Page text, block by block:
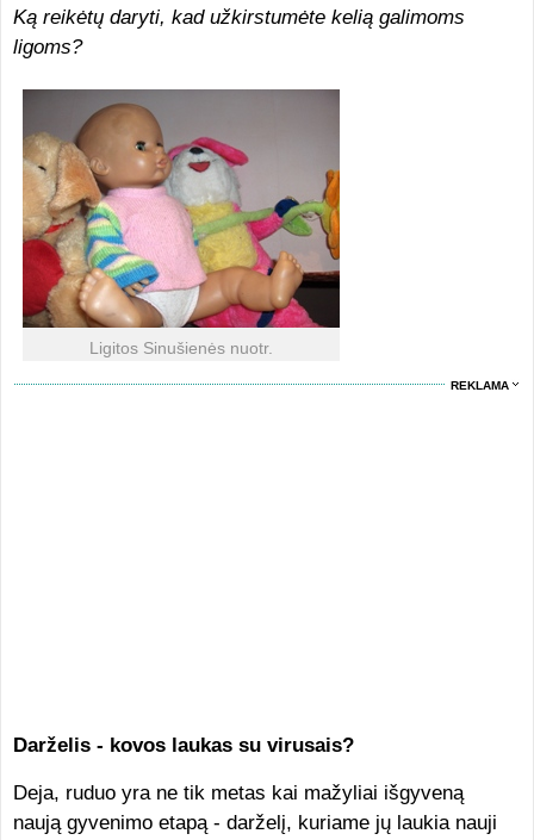
Ką reikėtų daryti, kad užkirstumėte kelią galimoms
ligoms?
Ligitos Sinušienės nuotr.
REKLAMA
Darželis - kovos laukas su virusais?
Deja, ruduo yra ne tik metas kai mažyliai išgyveną
naują gyvenimo etapą - darželį, kuriame jų laukia nauji